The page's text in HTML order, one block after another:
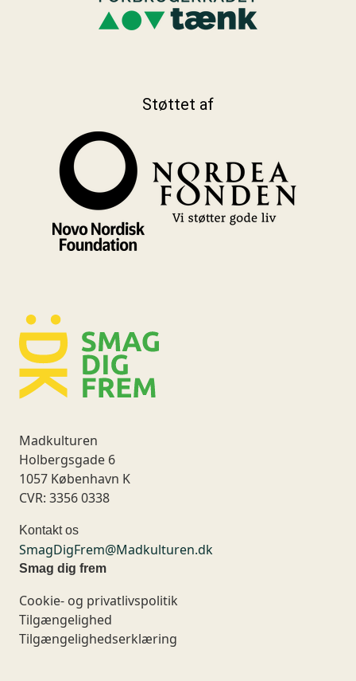
Støttet af
Madkulturen
Holbergsgade 6
1057 København K
CVR: 3356 0338
Kontakt os
SmagDigFrem@Madkulturen.dk
Smag dig frem
Cookie- og privatlivspolitik
Tilgængelighed
Tilgængelighedserklæring